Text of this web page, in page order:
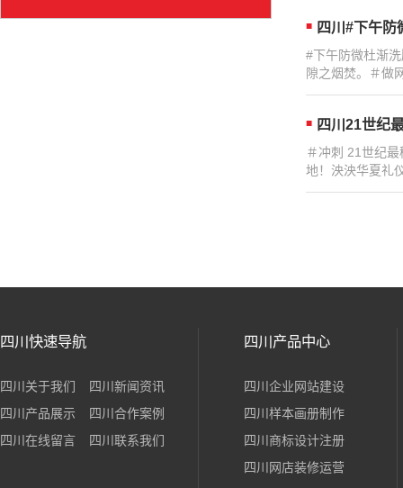
四川#下午防
#下午防微杜渐
隙之烟焚。＃做
四川21世纪
＃冲刺 21世纪
地！泱泱华夏礼
四川快速导航
四川关于我们
四川新闻资讯
四川产品展示
四川合作案例
四川在线留言
四川联系我们
四川产品中心
四川企业网站建设
四川样本画册制作
四川商标设计注册
四川网店装修运营